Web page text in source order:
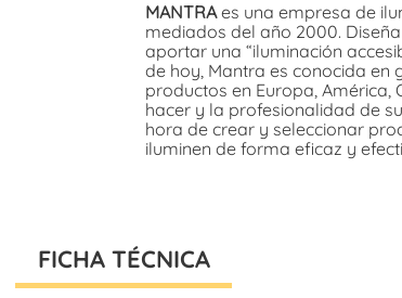
MANTRAes una empresa de
mediados del año 2000.
aportar una “iluminación
de hoy, Mantra es conocida
productos en Europa, América,
hacer y la profesionalidad de
hora de crear y seleccionar
iluminen de forma eficaz y
FICHA TÉCNICA